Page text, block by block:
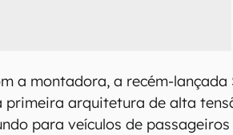
a montadora, a recém-lançada
primeira arquitetura de alta
para veículos de